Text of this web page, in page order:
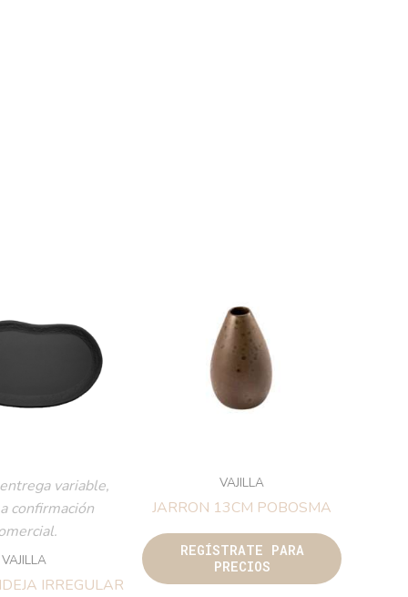
variable,
confirmación
VAJILLA
IRREGULAR
VAJILLA
JARRON 13CM POBOSMA
REGÍSTRATE PARA
PRECIOS